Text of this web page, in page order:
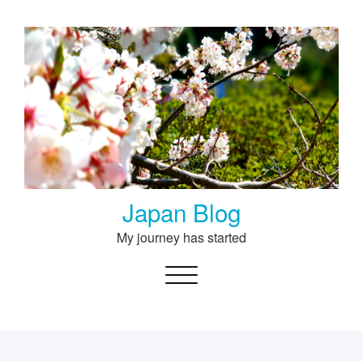
content
Japan Blog
My journey has started
Toggle navigation